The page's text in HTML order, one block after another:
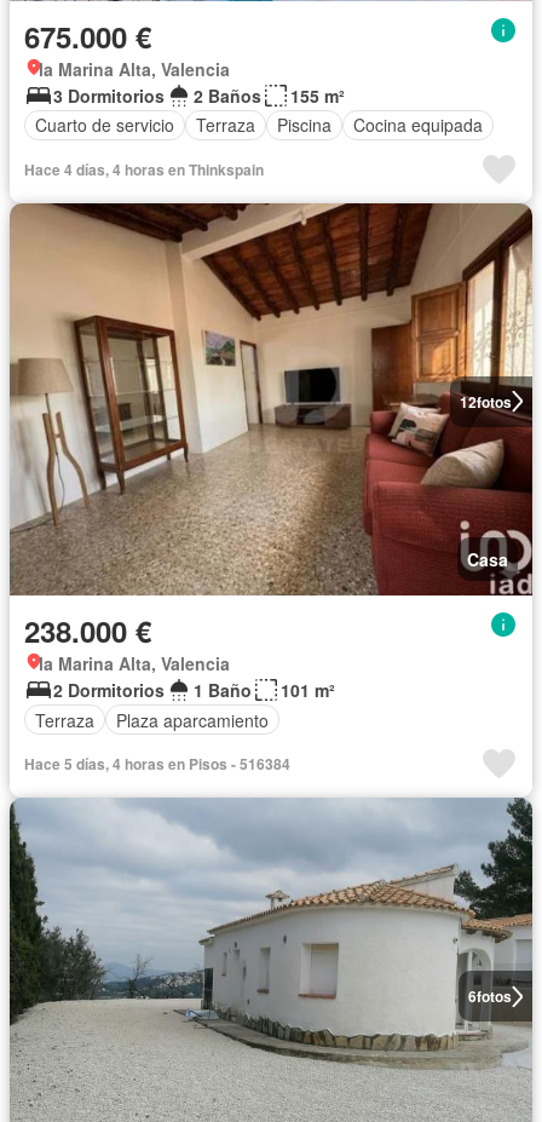
675.000 €
la Marina Alta, Valencia
3 Dormitorios
2 Baños
155 m²
Cuarto de servicio
Terraza Piscina Cocina equipada
Hace 4 días, 4 horas en Thinkspain
12fotos
Casa
238.000 €
la Marina Alta, Valencia
2 Dormitorios
1 Baño
101 m²
Terraza
Plaza aparcamiento
Hace 5 días, 4 horas en Pisos - 516384
6fotos